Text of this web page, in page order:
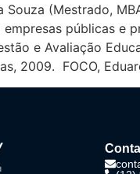
(Mestrado,
públicas
e Avaliação
2009. FOCO,